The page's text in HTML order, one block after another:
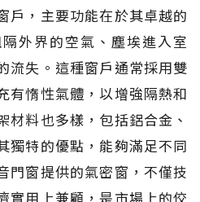
戶，主要功能在於其卓越的
外界的空氣、塵埃進入室
流失。這種窗戶通常採用雙
有惰性氣體，以增強隔熱和
材料也多樣，包括鋁合金、
獨特的優點，能夠滿足不同
門窗提供的氣密窗，不僅技
實用上兼顧，是市場上的佼